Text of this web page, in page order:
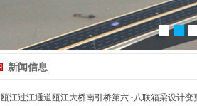
新闻信息
瓯江过江通道瓯江大桥南引桥第六~八联箱梁设计变